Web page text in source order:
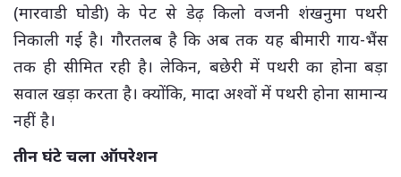
(मारवाडी घोडी) के पेट से डेढ़ किलो वजनी शंखनुमा पथरी
निकाली गई है। गौरतलब है कि अब तक यह बीमारी गाय-भैंस
तक ही सीमित रही है। लेकिन, बछेरी में पथरी का होना बड़ा
सवाल खड़ा करता है। क्योंकि, मादा अश्वों में पथरी होना सामान्य
नहीं है।
तीन घंटे चला ऑपरेशन